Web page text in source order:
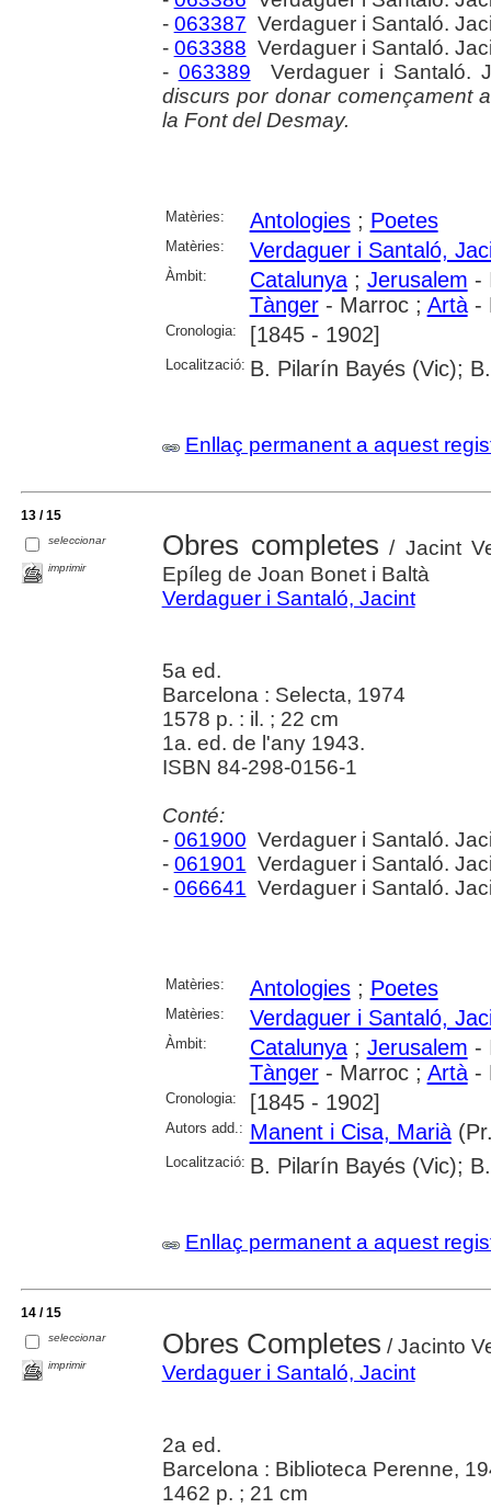
- 063387 Verdaguer i Santaló.
- 063388 Verdaguer i Santaló.
- 063389 Verdaguer i Santaló.
discurs por donar començament
la Font del Desmay.
Matèries: Antologies; Poetes
Matèries: Verdaguer i Santaló,
Àmbit: Catalunya; Jerusalem -
Tànger- Marroc ; Artà-
Cronologia: [1845 - 1902]
Localització: B. Pilarín Bayés (Vic);
Enllaç permanent a aquest
13 / 15
seleccionar
imprimir
Obres completes / Jacint
Epíleg de Joan Bonet i Baltà
Verdaguer i Santaló, Jacint
5a ed.
Barcelona : Selecta, 1974
1578 p. : il. ; 22 cm
1a. ed. de l'any 1943.
ISBN 84-298-0156-1
Conté:
- 061900 Verdaguer i Santaló.
- 061901 Verdaguer i Santaló.
- 066641 Verdaguer i Santaló.
Matèries: Antologies; Poetes
Matèries: Verdaguer i Santaló,
Àmbit: Catalunya; Jerusalem -
Tànger- Marroc ; Artà-
Cronologia: [1845 - 1902]
Autors add.: Manent i Cisa, Marià
Localització: B. Pilarín Bayés (Vic);
Enllaç permanent a aquest
14 / 15
seleccionar
imprimir
Obres Completes / Jacinto
Verdaguer i Santaló, Jacint
2a ed.
Barcelona : Biblioteca Perenne,
1462 p. ; 21 cm